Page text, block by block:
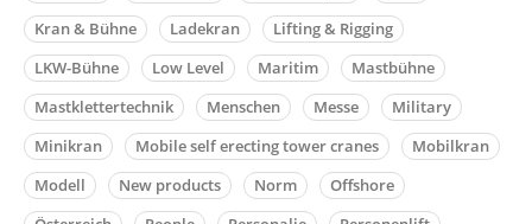
Kran & Bühne
Ladekran
Lifting & Rigging
LKW-Bühne
Low Level Maritim
Mastbühne
Mastklettertechnik
Menschen Messe
Military
Minikran
Mobile self erecting tower cranes
Mobilkran
Modell
New products Norm
Offshore